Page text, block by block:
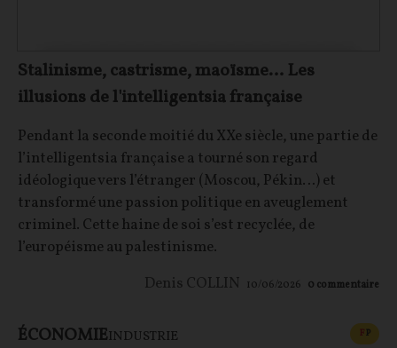
Stalinisme, castrisme, maoïsme… Les
illusions de l'intelligentsia française
Pendant la seconde moitié du XXe siècle, une partie de
l’intelligentsia française a tourné son regard
idéologique vers l’étranger (Moscou, Pékin…) et
transformé une passion politique en aveuglement
criminel. Cette haine de soi s’est recyclée, de
l’européisme au palestinisme.
Denis COLLIN 10/06/2026 0 commentaire
ÉCONOMIEINDUSTRIE FP